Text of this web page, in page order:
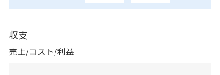
収支
売上/コスト/利益